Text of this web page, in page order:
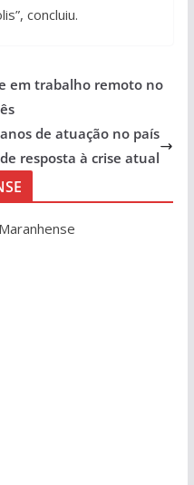
concluiu.
em trabalho remoto no
de atuação no país
resposta à crise atual